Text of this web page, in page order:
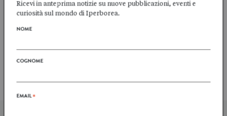
scrittore incontra tutti
quelli che lo conoscevano
p…
Ricevi in anteprima notizie su nuove pubblicazioni, eventi e
curiosità sul mondo di Iperborea.
NOME
COGNOME
EMAIL*